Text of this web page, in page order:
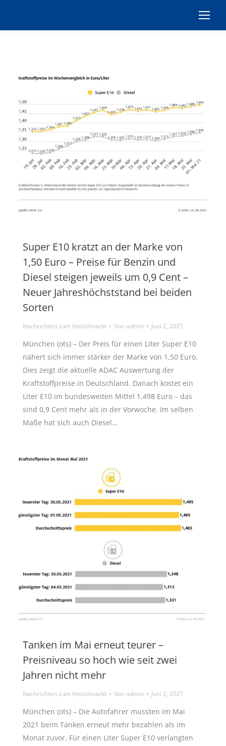
Super E10 kratzt an der Marke von
1,50 Euro – Preise für Benzin und
Diesel steigen jeweils um 0,9 Cent –
Neuer Jahreshöchststand bei beiden
Sorten
Nachrichten zum Heizölmarkt Vonadmin Juni 2, 2021
München (ots) – Der Preis für einen Liter Super E10
nähert sich immer stärker der Marke von 1,50 Euro.
Dies zeigt die aktuelle ADAC Auswertung der
Kraftstoffpreise in Deutschland. Danach kostet ein
Liter E10 im bundesweiten Mittel 1,498 Euro – das
sind 0,9 Cent mehr als in der Vorwoche. Im selben
Maße hat sich auch Diesel…
Tanken im Mai erneut teurer –
Preisniveau so hoch wie seit zwei
Jahren nicht mehr
Nachrichten zum Heizölmarkt Vonadmin Juni 2, 2021
München (ots) – Die Autofahrer mussten im Mai
2021 beim Tanken erneut mehr bezahlen als im
Monat zuvor. Für einen Liter Super E10 verlangten